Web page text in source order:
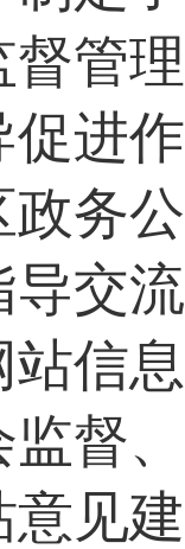
督管
促进
政务
导交
站信
监督
意见